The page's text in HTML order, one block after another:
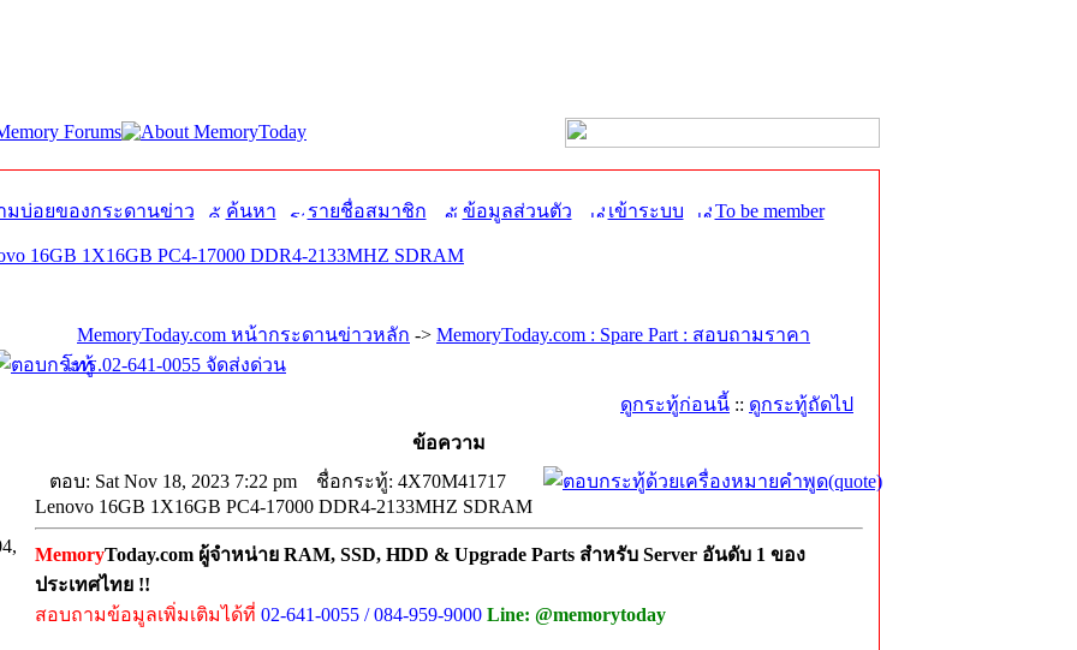
มบ่อยของกระดานข่าว ค้นหา รายชื่อสมาชิก ข้อมูลส่วนตัว เข้าระบบ To be member
16GB 1X16GB PC4-17000 DDR4-2133MHZ SDRAM
MemoryToday.com หน้ากระดานข่าวหลัก -> MemoryToday.com : Spare Part : สอบถามราคา
โทร.02-641-0055 จัดส่งด่วน
ดูกระทู้ก่อนนี้ :: ดูกระทู้ถัดไป
ข้อความ
ตอบ: Sat Nov 18, 2023 7:22 pm
ชื่อกระทู้: 4X70M41717
Lenovo 16GB 1X16GB PC4-17000 DDR4-2133MHZ SDRAM
MemoryToday.com ผู้จำหน่าย RAM, SSD, HDD & Upgrade Parts สำหรับ Server อันดับ 1 ของ
ประเทศไทย !!
สอบถามข้อมูลเพิ่มเติมได้ที่ 02-641-0055 / 084-959-9000 Line: @memorytoday